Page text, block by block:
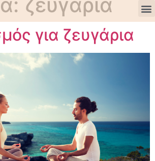
για ζευγάρια